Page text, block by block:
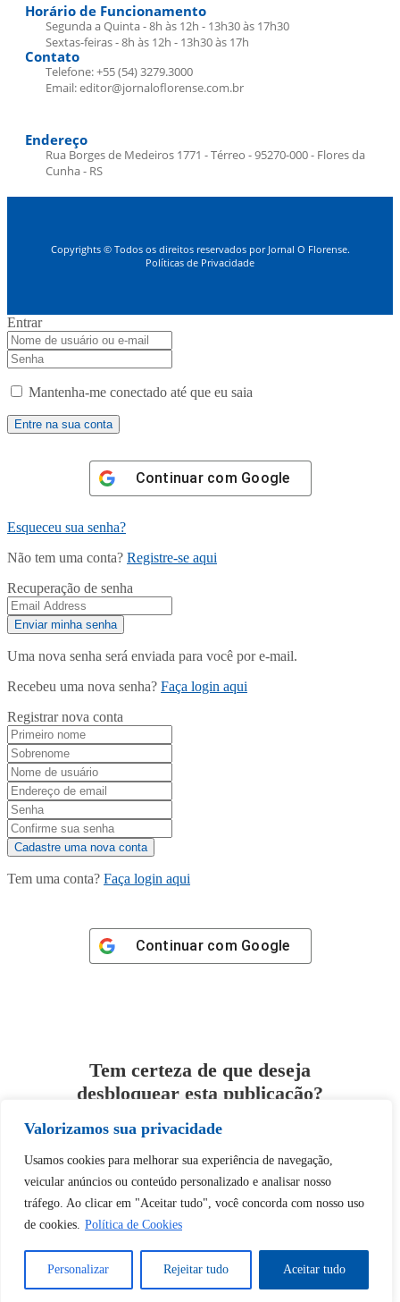
Valorizamos sua privacidade
Usamos cookies para melhorar sua experiência de navegação,
veicular anúncios ou conteúdo personalizado e analisar nosso
tráfego. Ao clicar em "Aceitar tudo", você concorda com nosso uso
de cookies. Política de Cookies
Personalizar Rejeitar tudo Aceitar tudo
Horário de Funcionamento
Segunda a Quinta - 8h às 12h - 13h30 às 17h30
Sextas-feiras - 8h às 12h - 13h30 às 17h
Contato
Telefone: +55 (54) 3279.3000
Email: editor@jornaloflorense.com.br
Endereço
Rua Borges de Medeiros 1771 - Térreo - 95270-000 - Flores da
Cunha - RS
Copyrights © Todos os direitos reservados por Jornal O Florense.
Políticas de Privacidade
Entrar
Mantenha-me conectado até que eu saia
Continuar com Google
Esqueceu sua senha?
Não tem uma conta? Registre-se aqui
Recuperação de senha
Uma nova senha será enviada para você por e-mail.
Recebeu uma nova senha? Faça login aqui
Registrar nova conta
Tem uma conta? Faça login aqui
Continuar com Google
Tem certeza de que deseja
desbloquear esta publicação?
Sim Não